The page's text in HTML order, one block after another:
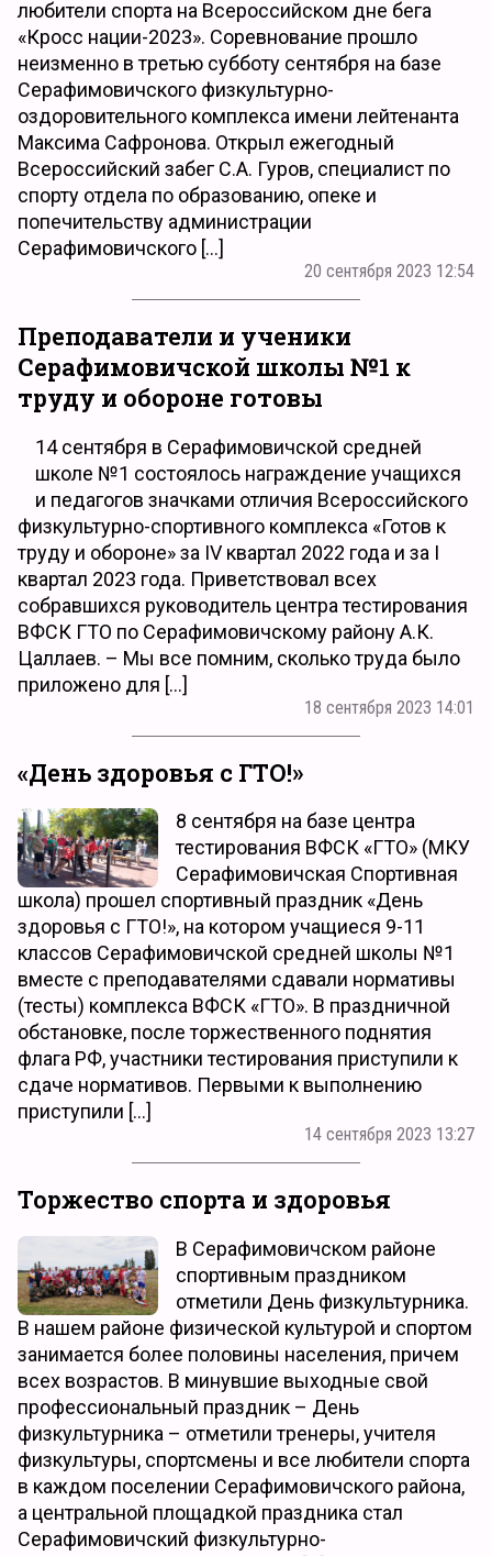
любители спорта на Всероссийском дне бега
«Кросс нации-2023». Соревнование прошло
неизменно в третью субботу сентября на базе
Серафимовичского физкультурно-
оздоровительного комплекса имени лейтенанта
Максима Сафронова. Открыл ежегодный
Всероссийский забег C.А. Гуров, специалист по
спорту отдела по образованию, опеке и
попечительству администрации
Серафимовичского […]
20 сентября 2023 12:54
Преподаватели и ученики
Серафимовичской школы №1 к
труду и обороне готовы
14 сентября в Серафимовичской средней
школе №1 состоялось награждение учащихся
и педагогов значками отличия Всероссийского
физкультурно-спортивного комплекса «Готов к
труду и обороне» за IV квартал 2022 года и за I
квартал 2023 года. Приветствовал всех
собравшихся руководитель центра тестирования
ВФСК ГТО по Серафимовичскому району А.К.
Цаллаев. – Мы все помним, сколько труда было
приложено для […]
18 сентября 2023 14:01
«День здоровья с ГТО!»
8 сентября на базе центра
тестирования ВФСК «ГТО» (МКУ
Серафимовичская Спортивная
школа) прошел спортивный праздник «День
здоровья с ГТО!», на котором учащиеся 9-11
классов Серафимовичской средней школы №1
вместе с преподавателями сдавали нормативы
(тесты) комплекса ВФСК «ГТО». В праздничной
обстановке, после торжественного поднятия
флага РФ, участники тестирования приступили к
сдаче нормативов. Первыми к выполнению
приступили […]
14 сентября 2023 13:27
Торжество спорта и здоровья
В Серафимовичском районе
спортивным праздником
отметили День физкультурника.
В нашем районе физической культурой и спортом
занимается более половины населения, причем
всех возрастов. В минувшие выходные свой
профессиональный праздник – День
физкультурника – отметили тренеры, учителя
физкультуры, спортсмены и все любители спорта
в каждом поселении Серафимовичского района,
а центральной площадкой праздника стал
Серафимовичский физкультурно-